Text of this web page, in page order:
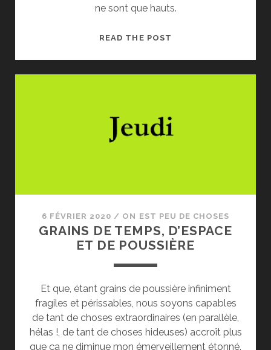
ne sont que hauts.
READ THE POST
6 FÉVRIER 2020 / ON EST PEU DE CHOSES
GRAINS DE TEMPS, D’ESPACE
ET DE POUSSIÈRE
Et que, étant grains de poussière infiniment
fragiles et périssables, nous soyons capables
de tant de choses extraordinaires (en parallèle,
hélas !, de tant de choses hideuses) accroît plus
que ça ne diminue mon émerveillement étonné.